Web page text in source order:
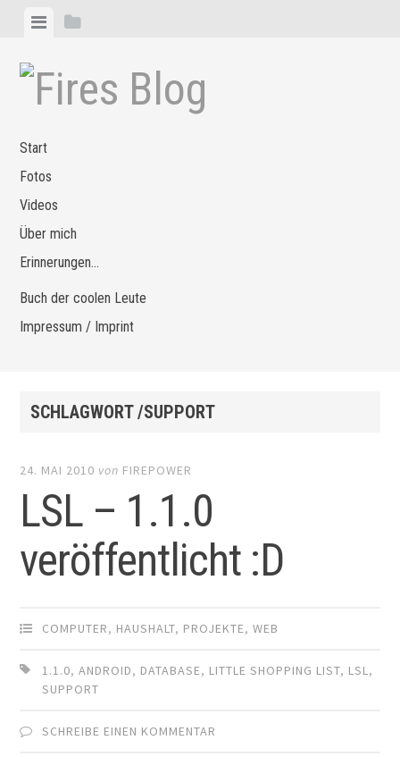
Zum
springen
MenüSeitenleiste
Start
Fotos
Videos
Über mich
Erinnerungen…
Buch der coolen Leute
Impressum / Imprint
SCHLAGWORT /SUPPORT
24. MAI 2010 von FIREPOWER
LSL – 1.1.0
veröffentlicht :D
COMPUTER, HAUSHALT, PROJEKTE,WEB
1.1.0,ANDROID, DATABASE, LITTLE SHOPPING LIST, LSL,
SUPPORT
SCHREIBE EINEN KOMMENTAR